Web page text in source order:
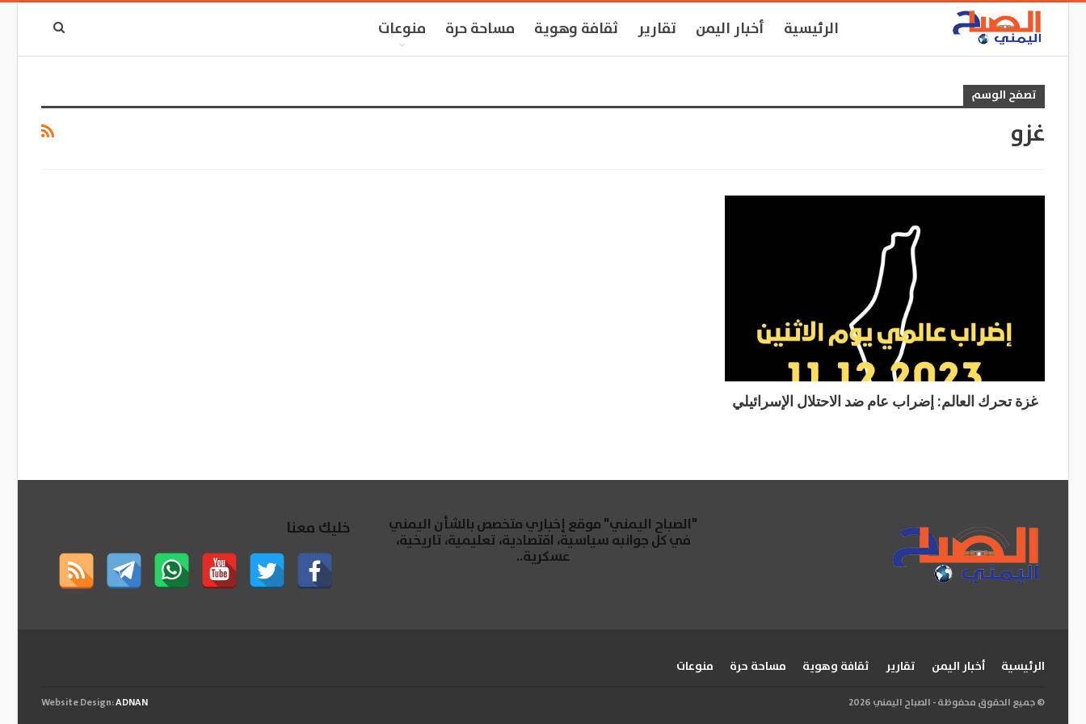
الرئيسية أخبار اليمن تقارير ثقافة وهوية مساحة حرة منوعات
تصفح الوسم
غزو
غزة تحرك العالم: إضراب عام ضد الاحتلال الإسرائيلي
"الصباح اليمني" موقع إخباري متخصص بالشأن اليمني
في كل جوانبه سياسية، اقتصادية، تعليمية، تاريخية،
عسكرية..
خليك معنا
الرئيسية أخبار اليمن تقارير ثقافة وهوية مساحة حرة منوعات
© جميع الحقوق محفوظة - الصباح اليمني 2026 Website Design:ADNAN